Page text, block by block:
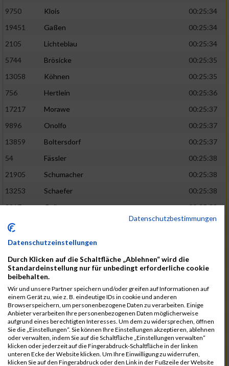
9750
Klois
00:25:34
19451
Gaßen
00:25:34
2105
Lichteblau
00:25:34
5744
Brösicke
00:25:35
13058
Köhnen
00:25:35
756
Hertlein
00:25:36
17217
Morawe
00:25:37
9896
Onolfo
00:25:37
13859
Boltersdorf
00:25:37
54
Fässler
00:25:38
21905
Schumacher
00:25:38
13253
Schaefer
00:25:38
2317
Golbar
00:25:38
5561
00:25:38
12006
Laudien
9273
Nicotra
7717
Lades
00:25:38
15581
Adamczak
00:25:38
3162
Heilig
00:25:39
3107
Schork
00:25:40
5888
Regneri
00:25:41
8971
Bien 00:25:42
Datenschutzbestimmungen
Datenschutzeinstellungen
Durch Klicken auf die Schaltfläche „Ablehnen“ wird die
Standardeinstellung nur für unbedingt erforderliche cookie
beibehalten.
Wir und unsere Partner speichern und/oder greifen auf Informationen auf
einem Gerät zu, wie z. B. eindeutige IDs in cookie und anderen
Browserspeichern, um personenbezogene Daten zu verarbeiten. Einige
Anbieter verarbeiten Ihre personenbezogenen Daten möglicherweise
aufgrund eines berechtigten Interesses. Um dem zu widersprechen, öffnen
Sie die „Einstellungen“. Sie können Ihre Einstellungen akzeptieren, ablehnen
oder verwalten, indem Sie auf die Schaltfläche „Einstellungen verwalten“
klicken oder jederzeit auf die Fingerabdruck-Schaltfläche in der linken
unteren Ecke der Website klicken. Um Ihre Einwilligung zu widerrufen,
klicken Sie auf den Fingerabdruck oder den Link in der Fußzeile der Website